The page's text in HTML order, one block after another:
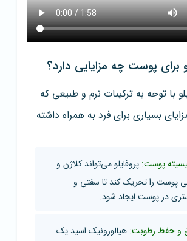
برای پوست چه مزایایی دارد؟
با توجه به ترکیبات نرم و طبیعی که
بسیاری برای فرد به همراه داشته
پوست: پروفایلو می‌تواند کلاژن و
پوست را تحریک کند تا سفتی و
در پوست ایجاد شود.
و حفظ رطوبت: هیالورونیک اسید یک